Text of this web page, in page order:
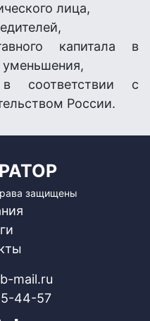
лица,
капитала в
уменьшения,
соответствии с
России.
защищены
mail.ru
44-57